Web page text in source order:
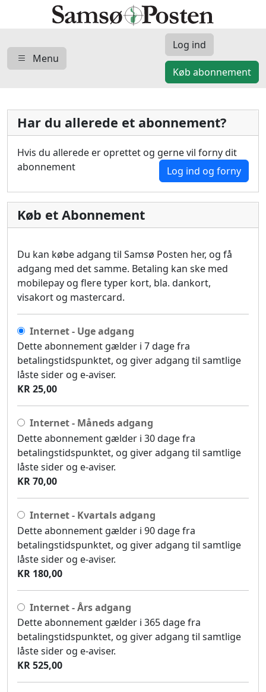
Menu
Log ind
Køb abonnement
Har du allerede et abonnement?
Hvis du allerede er oprettet og gerne vil forny dit
abonnement
Log ind og forny
Køb et Abonnement
Du kan købe adgang til Samsø Posten her, og få
adgang med det samme. Betaling kan ske med
mobilepay og flere typer kort, bla. dankort,
visakort og mastercard.
Internet - Uge adgang
Dette abonnement gælder i 7 dage fra
betalingstidspunktet, og giver adgang til samtlige
låste sider og e-aviser.
KR 25,00
Internet - Måneds adgang
Dette abonnement gælder i 30 dage fra
betalingstidspunktet, og giver adgang til samtlige
låste sider og e-aviser.
KR 70,00
Internet - Kvartals adgang
Dette abonnement gælder i 90 dage fra
betalingstidspunktet, og giver adgang til samtlige
låste sider og e-aviser.
KR 180,00
Internet - Års adgang
Dette abonnement gælder i 365 dage fra
betalingstidspunktet, og giver adgang til samtlige
låste sider og e-aviser.
KR 525,00